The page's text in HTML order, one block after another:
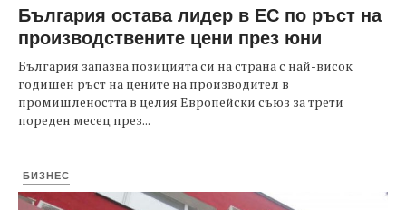
България остава лидер в ЕС по ръст на
производствените цени през юни
България запазва позицията си на страна с най-висок
годишен ръст на цените на производител в
промишлеността в целия Европейски съюз за трети
пореден месец през...
БИЗНЕС